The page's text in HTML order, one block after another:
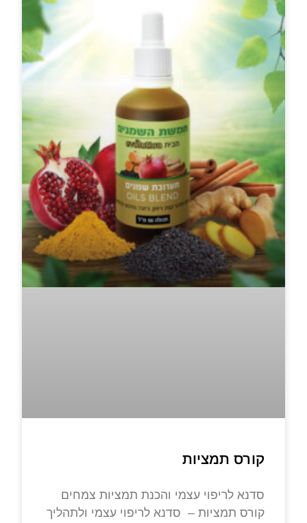
קורס תמציות
סדנא לריפוי עצמי והכנת תמציות צמחים
קורס תמציות – סדנא לריפוי עצמי ולתהליך